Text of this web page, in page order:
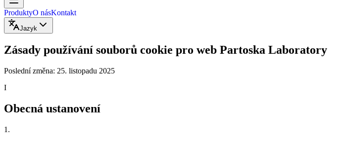
ProduktyO násKontakt
Jazyk
Zásady používání souborů cookie pro web Partoska Laboratory
Poslední změna: 25. listopadu 2025
I
Obecná ustanovení
1 .